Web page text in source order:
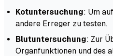
Kotuntersuchung: Um
andere Erreger zu testen.
Blutuntersuchung: Zur
Organfunktionen und des